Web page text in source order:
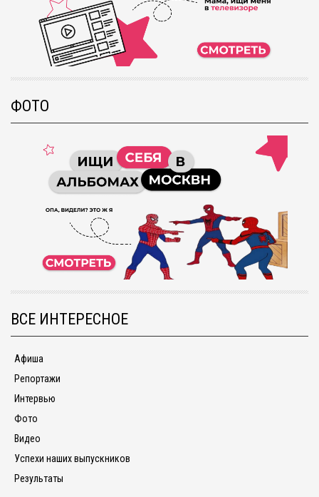
ФОТО
ВСЕ ИНТЕРЕСНОЕ
Афиша
Репортажи
Интервью
Фото
Видео
Успехи наших выпускников
Результаты